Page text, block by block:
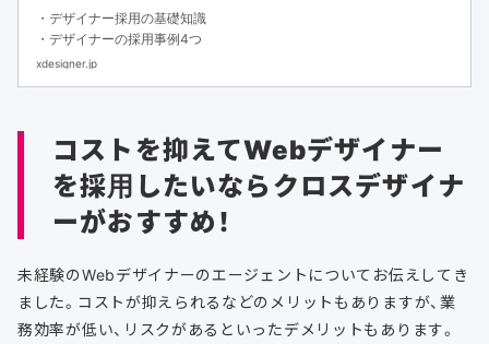
・デザイナー採用の基礎知識
・デザイナーの採用事例4つ
xdesigner.jp
コストを抑えてWebデザイナー
を採用したいならクロスデザイナ
ーがおすすめ！
未経験のWebデザイナーのエージェントについてお伝えしてき
ました。コストが抑えられるなどのメリットもありますが、業
務効率が低い、リスクがあるといったデメリットもあります。